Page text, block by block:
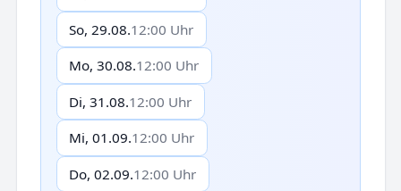
So, 29.08.12:00 Uhr
Mo, 30.08.12:00 Uhr
Di, 31.08.12:00 Uhr
Mi, 01.09.12:00 Uhr
Do, 02.09.12:00 Uhr